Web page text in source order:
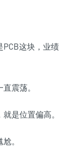
这块，业绩
震荡。
是位置偏高。
。